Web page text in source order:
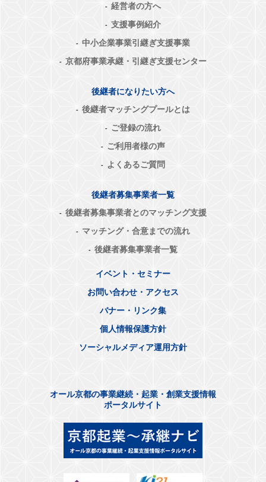
経営者の方へ
支援事例紹介
中小企業事業引継ぎ支援事業
京都府事業承継・引継ぎ支援センター
後継者になりたい方へ
後継者マッチングプールとは
ご登録の流れ
ご利用者様の声
よくあるご質問
後継者募集事業者一覧
後継者募集事業者とのマッチング支援
マッチング・合意までの流れ
後継者募集事業者一覧
イベント・セミナー
お問い合わせ・アクセス
バナー・リンク集
個人情報保護方針
ソーシャルメディア運用方針
オール京都の事業継続・起業・創業支援情報
ポータルサイト